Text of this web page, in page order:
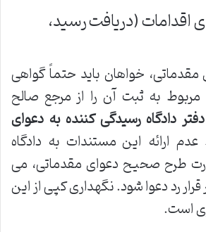
(دریافت رسید،
خواهان باید حتماً گواهی
مربوط به ثبت آن را از مرجع صالح
دادگاه رسیدگی کننده به دعوای
عدم ارائه این مستندات به دادگاه
طرح صحیح دعوای مقدماتی، می
رد دعوا شود. نگهداری کپی از این
است.